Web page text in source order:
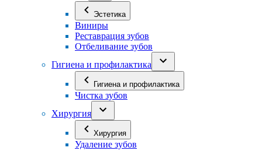
Эстетика
Виниры
Реставрация зубов
Отбеливание зубов
Гигиена и профилактика
Гигиена и профилактика
Чистка зубов
Хирургия
Хирургия
Удаление зубов